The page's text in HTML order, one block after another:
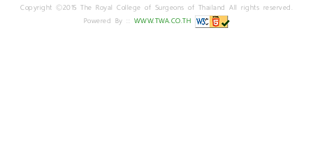
Copyright ©2015 The Royal College of Surgeons of Thailand All rights reserved.
Powered By :: WWW.TWA.CO.TH